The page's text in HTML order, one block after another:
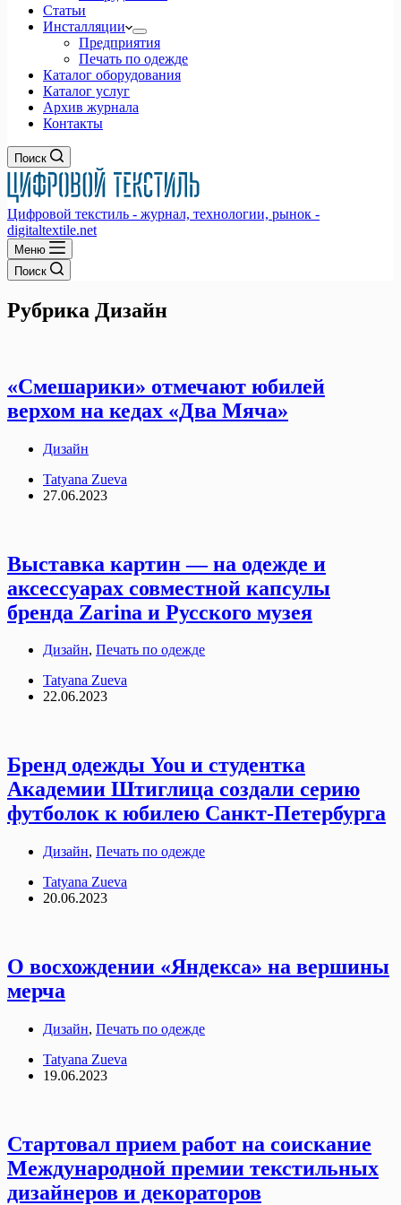
Статьи
Инсталляции
Предприятия
Печать по одежде
Каталог оборудования
Каталог услуг
Архив журнала
Контакты
Поиск
Цифровой текстиль - журнал, технологии, рынок -
digitaltextile.net
Меню
Поиск
Рубрика Дизайн
«Смешарики» отмечают юбилей
верхом на кедах «Два Мяча»
Дизайн
Tatyana Zueva
27.06.2023
Выставка картин — на одежде и
аксессуарах совместной капсулы
бренда Zarina и Русского музея
Дизайн, Печать по одежде
Tatyana Zueva
22.06.2023
Бренд одежды You и студентка
Академии Штиглица создали серию
футболок к юбилею Санкт-Петербурга
Дизайн, Печать по одежде
Tatyana Zueva
20.06.2023
О восхождении «Яндекса» на вершины
мерча
Дизайн, Печать по одежде
Tatyana Zueva
19.06.2023
Стартовал прием работ на соискание
Международной премии текстильных
дизайнеров и декораторов